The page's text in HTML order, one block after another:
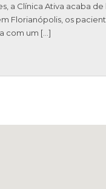
a Clínica Ativa acaba
Florianópolis, os
com um […]